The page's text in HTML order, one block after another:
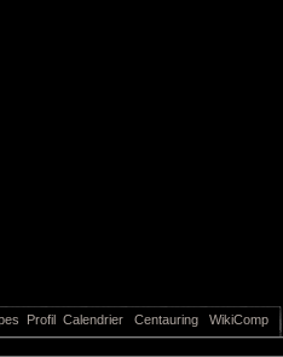
Profil Calendrier Centauring WikiComp